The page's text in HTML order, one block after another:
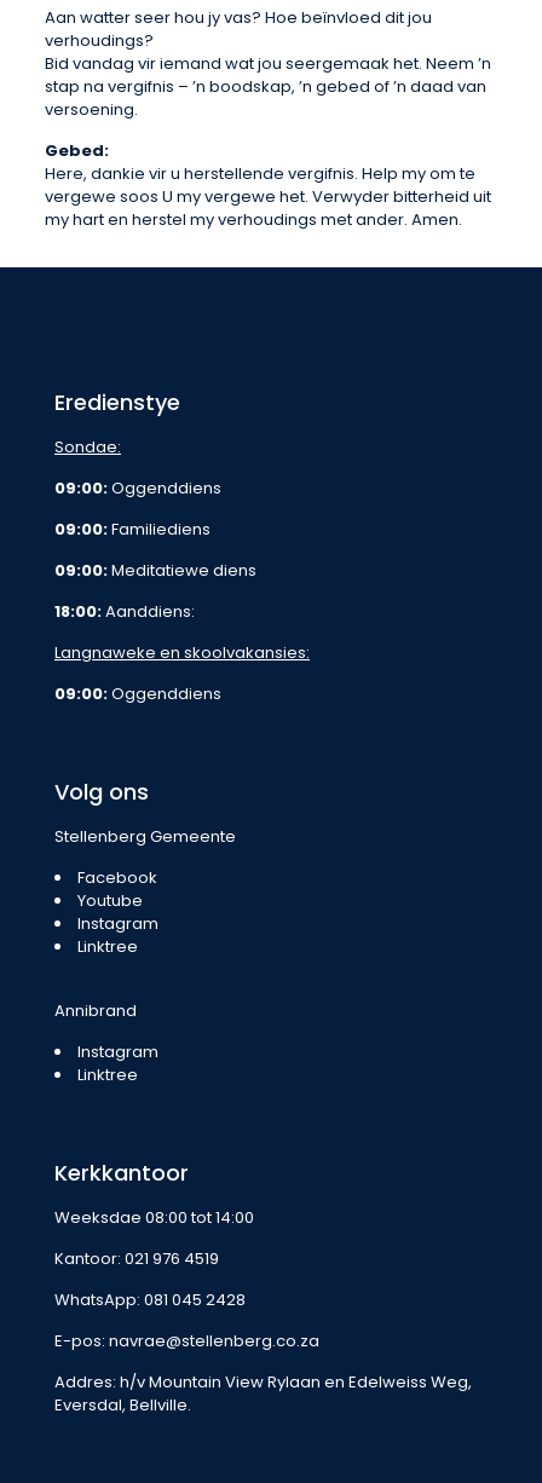
Aan watter seer hou jy vas? Hoe beïnvloed dit jou
verhoudings?
Bid vandag vir iemand wat jou seergemaak het. Neem ’n
stap na vergifnis – ’n boodskap, ’n gebed of ’n daad van
versoening.
Gebed:
Here, dankie vir u herstellende vergifnis. Help my om te
vergewe soos U my vergewe het. Verwyder bitterheid uit
my hart en herstel my verhoudings met ander. Amen.
Eredienstye
Sondae:
09:00:Oggenddiens
09:00:Familiediens
09:00:Meditatiewe diens
18:00:Aanddiens:
Langnaweke en skoolvakansies:
09:00:Oggenddiens
Volg ons
Stellenberg Gemeente
Facebook
Youtube
Instagram
Linktree
Annibrand
Instagram
Linktree
Kerkkantoor
Weeksdae 08:00 tot 14:00
Kantoor: 021 976 4519
WhatsApp: 081 045 2428
E-pos: navrae@stellenberg.co.za
Addres: h/v Mountain View Rylaan en Edelweiss Weg,
Eversdal, Bellville.